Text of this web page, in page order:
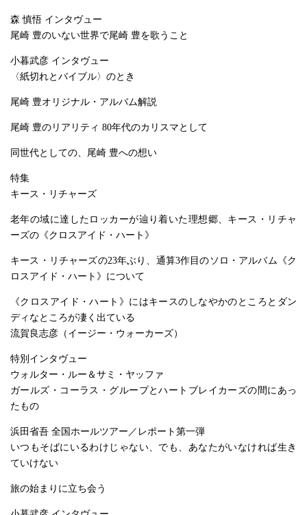
森 慎悟 インタヴュー
尾崎 豊のいない世界で尾崎 豊を歌うこと
小暮武彦 インタヴュー
〈紙切れとバイブル〉のとき
尾崎 豊オリジナル・アルバム解説
尾崎 豊のリアリティ 80年代のカリスマとして
同世代としての、尾崎 豊への想い
特集
キース・リチャーズ
老年の域に達したロッカーが辿り着いた理想郷、キース・リチャ
ーズの《クロスアイド・ハート》
キース・リチャーズの23年ぶり、通算3作目のソロ・アルバム《ク
ロスアイド・ハート》について
《クロスアイド・ハート》にはキースのしなやかのところとダン
ディなところが凄く出ている
流賀良志彦（イージー・ウォーカーズ）
特別インタヴュー
ウォルター・ルー＆サミ・ヤッファ
ガールズ・コーラス・グループとハートブレイカーズの間にあっ
たもの
浜田省吾 全国ホールツアー／レポート第一弾
いつもそばにいるわけじゃない、でも、あなたがいなければ生き
ていけない
旅の始まりに立ち会う